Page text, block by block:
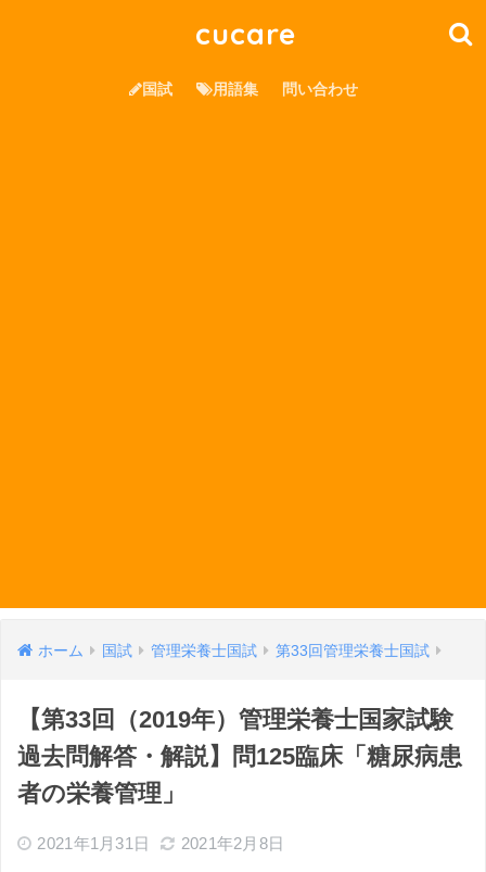
cucare
国試 用語集 問い合わせ
ホーム 国試 管理栄養士国試 第33回管理栄養士国試
【第33回（2019年）管理栄養士国家試験
過去問解答・解説】問125臨床「糖尿病患
者の栄養管理」
2021年1月31日 2021年2月8日